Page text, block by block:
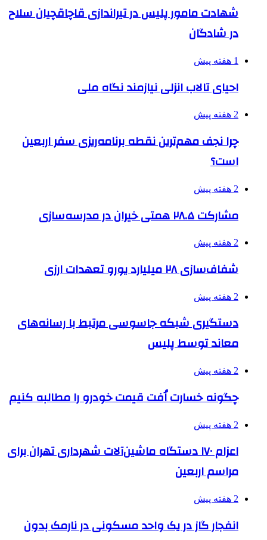
شهادت مامور پلیس در تیراندازی قاچاقچیان سلاح
در شادگان
1 هفته پیش
احیای تالاب انزلی نیازمند نگاه ملی
2 هفته پیش
چرا نجف مهم‌ترین نقطه برنامه‌ریزی سفر اربعین
است؟
2 هفته پیش
مشارکت ۲۸.۵ همتی خیران در مدرسه‌سازی
2 هفته پیش
شفاف‌سازی ۲۸ میلیارد یورو تعهدات ارزی
2 هفته پیش
دستگیری شبکه جاسوسی مرتبط با رسانه‌های
معاند توسط پلیس
2 هفته پیش
چگونه خسارت اُفت قیمت خودرو را مطالبه کنیم
2 هفته پیش
اعزام ۱۷۰ دستگاه ماشین‌آلات شهرداری تهران برای
مراسم اربعین
2 هفته پیش
انفجار گاز در یک واحد مسکونی در نارمک بدون